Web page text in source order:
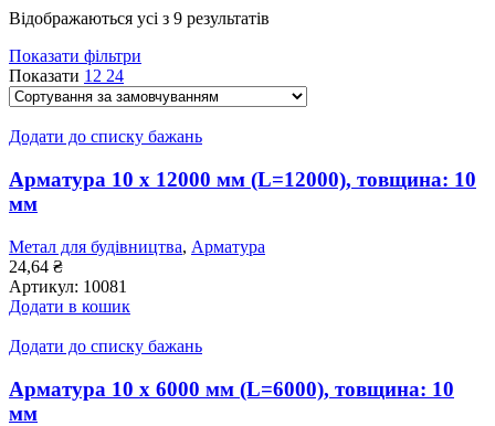
Відображаються усі з 9 результатів
Показати фільтри
Показати 12 24
Додати до списку бажань
Арматура 10 x 12000 мм (L=12000), товщина: 10
мм
Метал для будівництва, Арматура
24,64 ₴
Артикул: 10081
Додати в кошик
Додати до списку бажань
Арматура 10 x 6000 мм (L=6000), товщина: 10
мм